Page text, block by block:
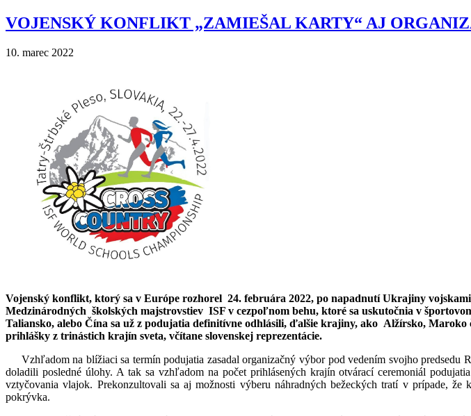
VOJENSKÝ KONFLIKT „ZAMIEŠAL KARTY“ AJ
10. marec 2022
Vojenský konflikt, ktorý sa v Európe rozhorel 24. februára 2022, po napadnutí Ukrajiny
Medzinárodných školských majstrovstiev ISF v cezpoľnom behu, ktoré sa uskutočnia v
Taliansko, alebo Čína sa už z podujatia definitívne odhlásili, ďalšie krajiny, ako Alžírsko,
prihlášky z trinástich krajín sveta, včítane slovenskej reprezentácie.
Vzhľadom na blížiaci sa termín podujatia zasadal organizačný výbor pod vedením svojho predsedu
doladili posledné úlohy. A tak sa vzhľadom na počet prihlásených krajín otvárací ceremoniál
vztyčovania vlajok. Prekonzultovali sa aj možnosti výberu náhradných bežeckých tratí v prípade,
pokrývka.